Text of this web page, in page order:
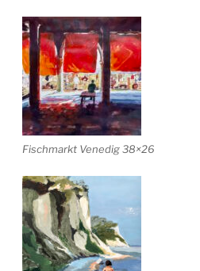
Fischmarkt Venedig 38×26